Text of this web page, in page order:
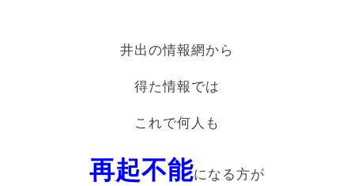
井出の情報網から
得た情報では
これで何人も
再起不能になる方が